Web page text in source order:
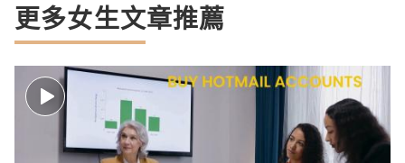
更多女生文章推薦